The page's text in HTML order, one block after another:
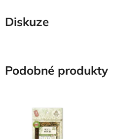
Diskuze
Podobné produkty